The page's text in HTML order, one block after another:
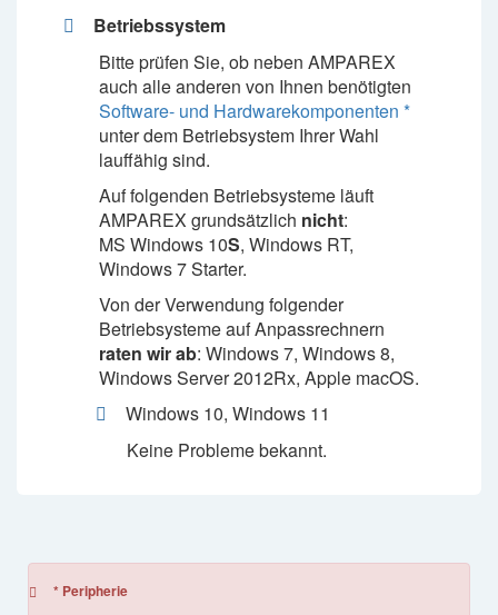
Betriebssystem
Bitte prüfen Sie, ob neben AMPAREX
auch alle anderen von Ihnen benötigten
Software- und Hardwarekomponenten *
unter dem Betriebsystem Ihrer Wahl
lauffähig sind.
Auf folgenden Betriebsysteme läuft
AMPAREX grundsätzlich nicht:
MS Windows 10S, Windows RT,
Windows 7 Starter.
Von der Verwendung folgender
Betriebsysteme auf Anpassrechnern
raten wir ab: Windows 7, Windows 8,
Windows Server 2012Rx, Apple macOS.
Windows 10, Windows 11
Keine Probleme bekannt.
* Peripherie